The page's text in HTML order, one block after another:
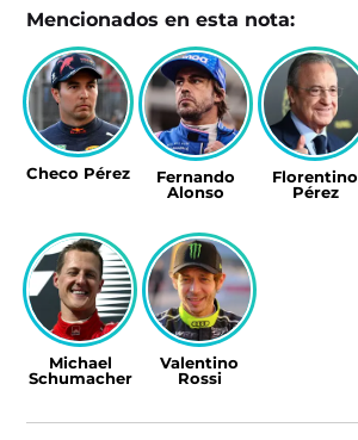
Mencionados en esta nota:
Checo Pérez
Fernando
Alonso
Florentino
Pérez
Michael
Schumacher
Valentino
Rossi